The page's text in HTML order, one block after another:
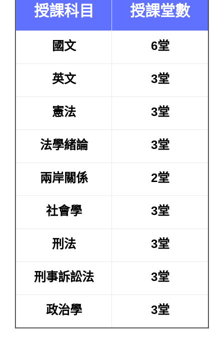
授課科目 授課堂數
國文 6堂
英文 3堂
憲法 3堂
法學緒論 3堂
兩岸關係 2堂
社會學 3堂
刑法 3堂
刑事訴訟法 3堂
政治學 3堂